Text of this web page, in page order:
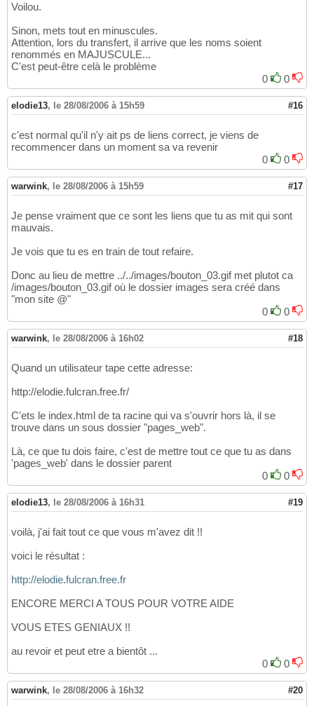
Voilou.
Sinon, mets tout en minuscules.
Attention, lors du transfert, il arrive que les noms soient
renommés en MAJUSCULE...
C'est peut-être celà le problème
0
0
elodie13, le 28/08/2006 à 15h59 #16
c'est normal qu'il n'y ait ps de liens correct, je viens de
recommencer dans un moment sa va revenir
0
0
warwink, le 28/08/2006 à 15h59 #17
Je pense vraiment que ce sont les liens que tu as mit qui sont
mauvais.
Je vois que tu es en train de tout refaire.
Donc au lieu de mettre ../../images/bouton_03.gif met plutot ca
/images/bouton_03.gif où le dossier images sera créé dans
"mon site @"
0
0
warwink, le 28/08/2006 à 16h02 #18
Quand un utilisateur tape cette adresse:
http://elodie.fulcran.free.fr/
C'ets le index.html de ta racine qui va s'ouvrir hors là, il se
trouve dans un sous dossier "pages_web".
Là, ce que tu dois faire, c'est de mettre tout ce que tu as dans
'pages_web' dans le dossier parent
0
0
elodie13, le 28/08/2006 à 16h31 #19
voilà, j'ai fait tout ce que vous m'avez dit !!
voici le résultat :
http://elodie.fulcran.free.fr
ENCORE MERCI A TOUS POUR VOTRE AIDE
VOUS ETES GENIAUX !!
au revoir et peut etre a bientôt ...
0
0
warwink, le 28/08/2006 à 16h32 #20